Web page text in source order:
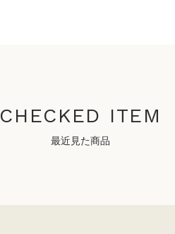
CHECKED ITEM
最近見た商品